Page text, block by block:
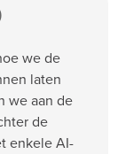
we de
laten
we aan de
de
enkele AI-